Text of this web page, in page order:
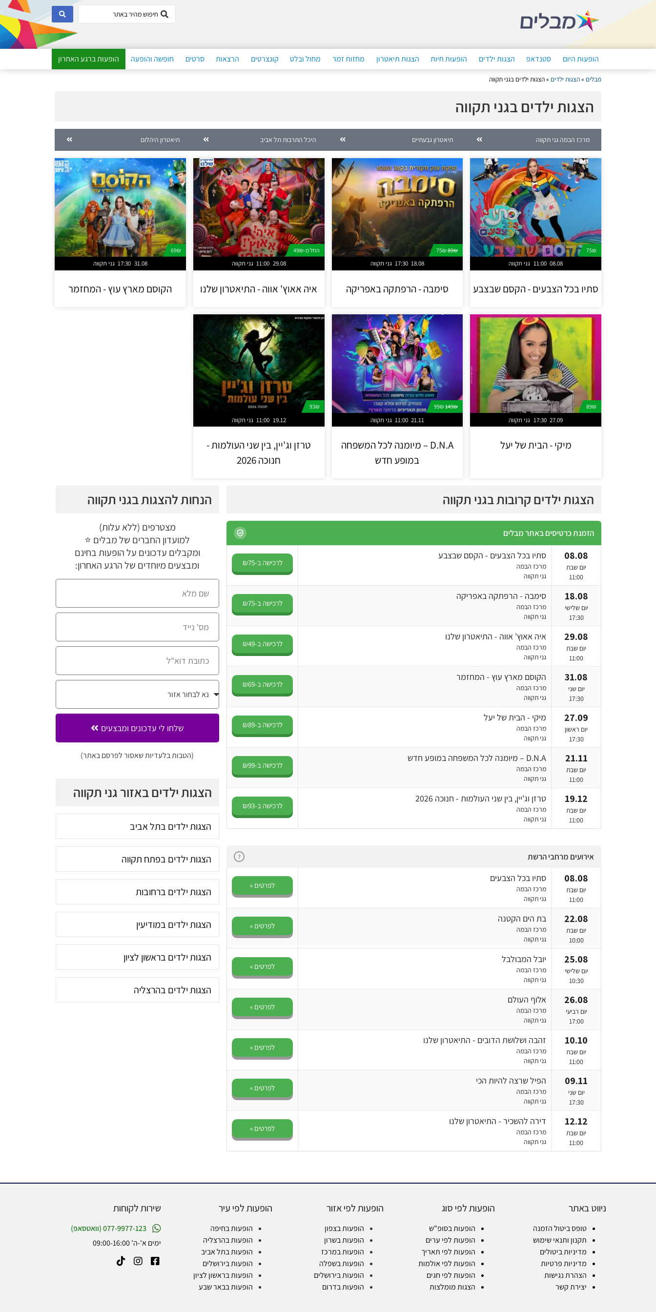
הופעות היום סטנדאפ הצגות ילדים הופעות חיות הצגות תיאטרון מחזות זמר מחול ובלט קונצרטים הרצאות סרטים חופשה והופעה הופעות ברגע האחרון
מבלים »הצגות ילדים »הצגות ילדים בגני תקווה
הצגות ילדים בגני תקווה
מרכז הבמה גני תקווה תיאטרון גבעתיים היכל התרבות תל אביב תיאטרון היהלום
75₪
גני תקווה 11:00 08.08
סתיו בכל הצבעים - הקסם שבצבע
89₪
75₪
גני תקווה 17:30 18.08
סימבה - הרפתקה באפריקה
החל מ-49₪
גני תקווה 11:00 29.08
איה אאוץ' אווה - התיאטרון שלנו
69₪
גני תקווה 17:30 31.08
הקוסם מארץ עוץ - המחזמר
89₪
גני תקווה 17:30 27.09
מיקי - הבית של יעל
149₪
99₪
גני תקווה 11:00 21.11
D.N.A – מיומנה לכל המשפחה
במופע חדש
93₪
גני תקווה 11:00 19.12
טרזן וג'יין, בין שני העולמות -
חנוכה 2026
הצגות ילדים קרובות בגני תקווה
הזמנת כרטיסים באתר מבלים
08.08
יום שבת
11:00
סתיו בכל הצבעים - הקסם שבצבע
מרכז הבמה
גני תקווה
לרכישה ב-₪75
18.08
יום שלישי
17:30
סימבה - הרפתקה באפריקה
מרכז הבמה
גני תקווה
לרכישה ב-₪75
29.08
יום שבת
11:00
איה אאוץ' אווה - התיאטרון שלנו
מרכז הבמה
גני תקווה
לרכישה ב-₪49
31.08
יום שני
17:30
הקוסם מארץ עוץ - המחזמר
מרכז הבמה
גני תקווה
לרכישה ב-₪69
27.09
יום ראשון
17:30
מיקי - הבית של יעל
מרכז הבמה
גני תקווה
לרכישה ב-₪89
21.11
יום שבת
11:00
D.N.A – מיומנה לכל המשפחה במופע חדש
מרכז הבמה
גני תקווה
לרכישה ב-₪99
19.12
יום שבת
11:00
טרזן וג'יין, בין שני העולמות - חנוכה 2026
מרכז הבמה
גני תקווה
לרכישה ב-₪93
אירועים מרחבי הרשת ?
08.08
יום שבת
11:00
סתיו בכל הצבעים
מרכז הבמה
גני תקווה
לפרטים »
22.08
יום שבת
10:00
בת הים הקטנה
מרכז הבמה
גני תקווה
לפרטים »
25.08
יום שלישי
10:30
יובל המבולבל
מרכז הבמה
גני תקווה
לפרטים »
26.08
יום רביעי
17:00
אלוף העולם
מרכז הבמה
גני תקווה
לפרטים »
10.10
יום שבת
11:00
זהבה ושלושת הדובים - התיאטרון שלנו
מרכז הבמה
גני תקווה
לפרטים »
09.11
יום שני
17:30
הפיל שרצה להיות הכי
מרכז הבמה
גני תקווה
לפרטים »
12.12
יום שבת
11:00
דירה להשכיר - התיאטרון שלנו
מרכז הבמה
גני תקווה
לפרטים »
הנחות להצגות בגני תקווה
מצטרפים (ללא עלות)
למועדון החברים של מבלים ⭐
ומקבלים עדכונים על הופעות בחינם
ומבצעים מיוחדים של הרגע האחרון:
שלחו לי עדכונים ומבצעים
(הטבות בלעדיות שאסור לפרסם באתר)
הצגות ילדים באזור גני תקווה
הצגות ילדים בתל אביב
הצגות ילדים בפתח תקווה
הצגות ילדים ברחובות
הצגות ילדים במודיעין
הצגות ילדים בראשון לציון
הצגות ילדים בהרצליה
ניווט באתר
טופס ביטול הזמנה
תקנון ותנאי שימוש
מדיניות ביטולים
מדיניות פרטיות
הצהרת נגישות
יצירת קשר
הופעות לפי סוג
הופעות בסופ"ש
הופעות לפי ערים
הופעות לפי תאריך
הופעות לפי אולמות
הופעות לפי חגים
הצגות מומלצות
הופעות לפי אזור
הופעות בצפון
הופעות בשרון
הופעות במרכז
הופעות בשפלה
הופעות בירושלים
הופעות בדרום
הופעות לפי עיר
הופעות בחיפה
הופעות בהרצליה
הופעות בתל אביב
הופעות בירושלים
הופעות בראשון לציון
הופעות בבאר שבע
שירות לקוחות
077-9977-123 (וואטסאפ)
ימים א'-ה' 09:00-16:00